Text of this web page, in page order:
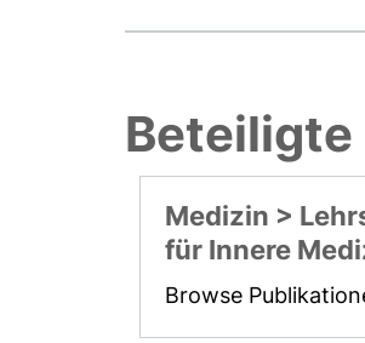
Medizin >
für Innere
Browse